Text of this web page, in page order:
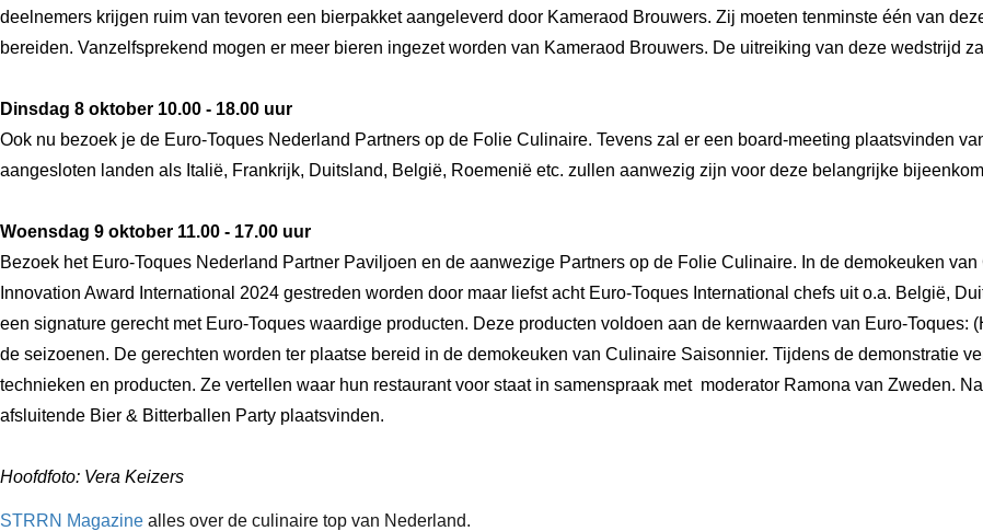
deelnemers krijgen ruim van tevoren een bierpakket aangeleverd door Kameraod Brouwers. Zij moeten tenminste één van
bereiden. Vanzelfsprekend mogen er meer bieren ingezet worden van Kameraod Brouwers. De uitreiking van deze wedstrijd
Dinsdag 8 oktober 10.00 - 18.00 uur
Ook nu bezoek je de Euro-Toques Nederland Partners op de Folie Culinaire. Tevens zal er een board-meeting plaatsvinden
aangesloten landen als Italië, Frankrijk, Duitsland, België, Roemenië etc. zullen aanwezig zijn voor deze belangrijke
Woensdag 9 oktober 11.00 - 17.00 uur
Bezoek het Euro-Toques Nederland Partner Paviljoen en de aanwezige Partners op de Folie Culinaire. In de demokeuken
Innovation Award International 2024 gestreden worden door maar liefst acht Euro-Toques International chefs uit o.a. België,
een signature gerecht met Euro-Toques waardige producten. Deze producten voldoen aan de kernwaarden van Euro-
de seizoenen. De gerechten worden ter plaatse bereid in de demokeuken van Culinaire Saisonnier. Tijdens de demonstratie
technieken en producten. Ze vertellen waar hun restaurant voor staat in samenspraak met  moderator Ramona van Zweden.
afsluitende Bier & Bitterballen Party plaatsvinden.
Hoofdfoto: Vera Keizers
STRRN Magazine alles over de culinaire top van Nederland.